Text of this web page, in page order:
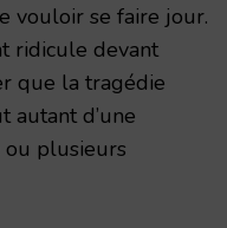
vouloir se faire jour.
ridicule devant
que la tragédie
autant d’une
ou plusieurs